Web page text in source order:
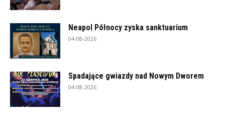
Neapol Północy zyska sanktuarium
04-08-2026
Spadające gwiazdy nad Nowym Dworem
04-08-2026